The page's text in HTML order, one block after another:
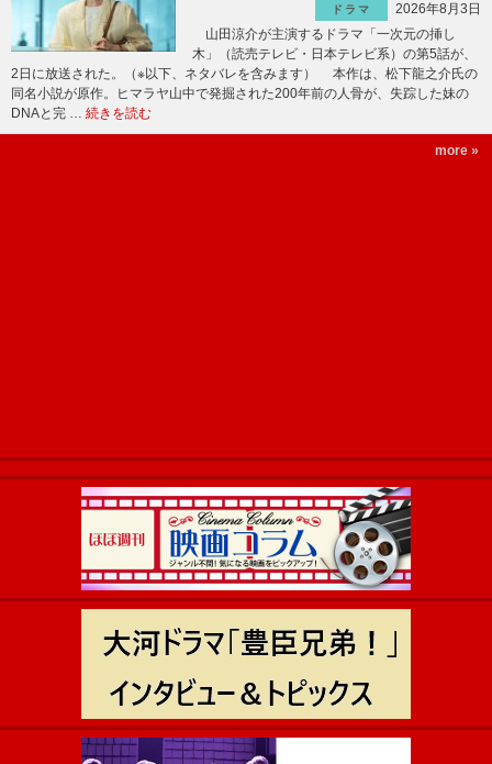
ドラマ
2026年8月3日
山田涼介が主演するドラマ「一次元の挿し
木」（読売テレビ・日本テレビ系）の第5話が、
2日に放送された。（※以下、ネタバレを含みます） 本作は、松下龍之介氏の
同名小説が原作。ヒマラヤ山中で発掘された200年前の人骨が、失踪した妹の
DNAと完 … 続きを読む
more »